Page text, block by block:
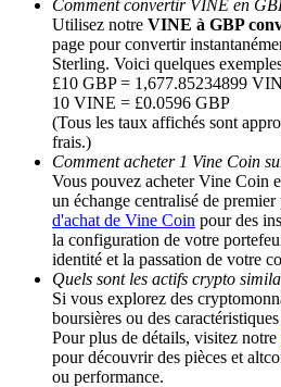
Deposit CASHCAT & Win
Share 500000 CASHCAT prize
Exclusive for BitMart Users
Register & Trade to Win 500,000
Comment convertir VINE en
Utilisez notre VINE à GBP
page pour convertir
Sterling. Voici quelques
£10 GBP = 1,677.85234899
10 VINE = £0.0596 GBP
(Tous les taux affichés sont
frais.)
Comment acheter 1 Vine Coin
Vous pouvez acheter Vine Coin
un échange centralisé de premier
d'achat de Vine Coin pour des
la configuration de votre
identité et la passation de votre
Quels sont les actifs crypto
Si vous explorez des
boursières ou des
Pour plus de détails, visitez notre
pour découvrir des pièces et
ou performance.